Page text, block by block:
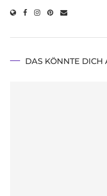
DAS KÖNNTE DICH